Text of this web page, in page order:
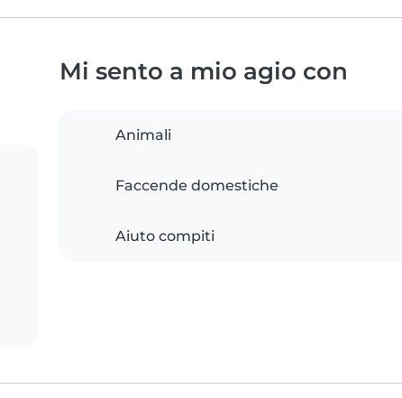
Mi sento a mio agio con
Animali
Faccende domestiche
Aiuto compiti